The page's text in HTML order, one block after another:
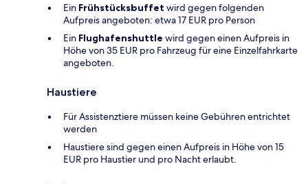
Ein Frühstücksbuffet wird gegen folgenden
Aufpreis angeboten: etwa 17 EUR pro Person
Ein Flughafenshuttle wird gegen einen Aufpreis in
Höhe von 35 EUR pro Fahrzeug für eine Einzelfahrkarte
angeboten.
Haustiere
Für Assistenztiere müssen keine Gebühren entrichtet
werden
Haustiere sind gegen einen Aufpreis in Höhe von 15
EUR pro Haustier und pro Nacht erlaubt.